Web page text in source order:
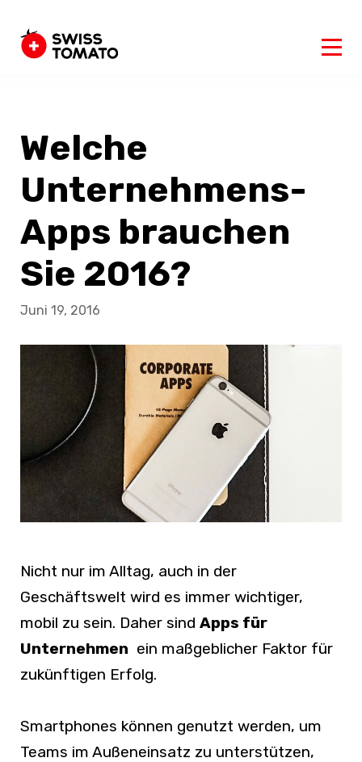
Welche
Unternehmens-
Apps brauchen
Sie 2016?
Juni 19, 2016
Nicht nur im Alltag, auch in der
Geschäftswelt wird es immer wichtiger,
mobil zu sein. Daher sind Apps für
Unternehmen ein maßgeblicher Faktor für
zukünftigen Erfolg.
Smartphones können genutzt werden, um
Teams im Außeneinsatz zu unterstützen,